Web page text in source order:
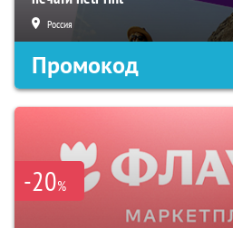
Россия
Промокод
-20%